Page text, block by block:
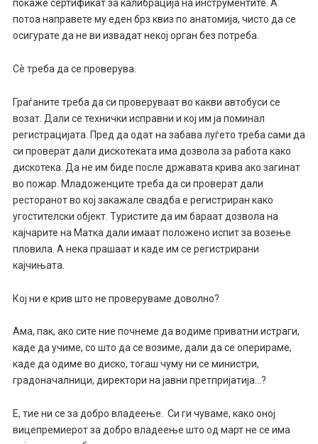
покаже сертификат за калибрација на инструментите. А
потоа направете му еден брз квиз по анатомија, чисто да се
осигурате да не ви извадат некој орган без потреба.
Сѐ треба да се проверува.
Граѓаните треба да си проверуваат во какви автобуси се
возат. Дали се технички исправни и кој им ја поминал
регистрацијата. Пред да одат на забава луѓето треба сами да
си проверат дали дискотеката има дозвола за работа како
дискотека. Да не им биде после државата крива ако загинат
во пожар. Младоженците треба да си проверат дали
ресторанот во кој закажале свадба е регистриран како
угостителски објект. Туристите да им бараат дозвола на
кајчарите на Матка дали имаат положено испит за возење
пловила. А нека прашаат и каде им се регистрирани
кајчињата.
Кој ни е крив што не проверуваме доволно?
Ама, пак, ако сите ние почнеме да водиме приватни истраги,
каде да учиме, со што да се возиме, дали да се оперираме,
каде да одиме во диско, тогаш чуму ни се министри,
градоначалници, директори на јавни претпријатија…?
Е, тие ни се за добро владеење. Си ги чуваме, како оној
вицепремиерот за добро владеење што од март не се има